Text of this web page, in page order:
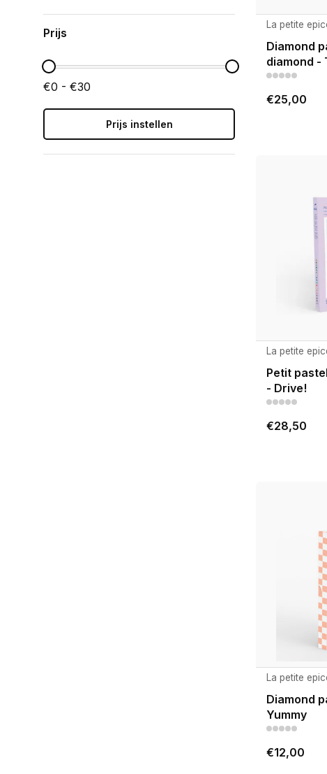
Prijs
€0 - €30
Prijs instellen
La petite
Diamond
diamond -
€25,00
La petite
Petit
- Drive!
€28,50
La petite
Diamond
Yummy
€12,00